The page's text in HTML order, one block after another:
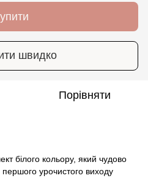
швидко
Порівняти
білого кольору, який чудово
урочистого виходу